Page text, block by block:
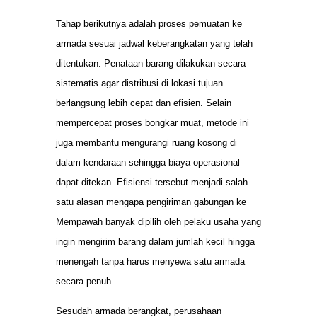
Tahap berikutnya adalah proses pemuatan ke
armada sesuai jadwal keberangkatan yang telah
ditentukan. Penataan barang dilakukan secara
sistematis agar distribusi di lokasi tujuan
berlangsung lebih cepat dan efisien. Selain
mempercepat proses bongkar muat, metode ini
juga membantu mengurangi ruang kosong di
dalam kendaraan sehingga biaya operasional
dapat ditekan. Efisiensi tersebut menjadi salah
satu alasan mengapa pengiriman gabungan ke
Mempawah banyak dipilih oleh pelaku usaha yang
ingin mengirim barang dalam jumlah kecil hingga
menengah tanpa harus menyewa satu armada
secara penuh.
Sesudah armada berangkat, perusahaan